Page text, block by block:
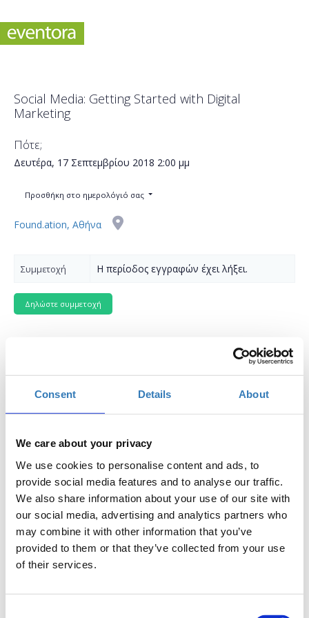
Consent Details About
We care about your privacy
We use cookies to personalise content and ads, to
provide social media features and to analyse our traffic.
We also share information about your use of our site with
our social media, advertising and analytics partners who
may combine it with other information that you’ve
provided to them or that they’ve collected from your use
of their services.
Social Media: Getting Started with Digital
Marketing
Πότε;
Δευτέρα, 17 Σεπτεμβρίου 2018 2:00 μμ
Προσθήκη στο ημερολόγιό σας
Found.ation, Αθήνα
Συμμετοχή Η περίοδος εγγραφών έχει λήξει.
Το workshop έχει στόχο να δώσει την δυνατότητα
μάθουν τον τρόπο μέτρησης της
αποτελεσματικότητας του Digital Marketing και να
δουν βέλτιστες πρακτικές απο καταξιωμένα brands.
Συνοπτικό πρόγραμμα:
Βασικές Έννοιες Digital Marketing
Τάσεις των Social Media στην Ελλάδα σήμερα και
διεθνώς: Facebook, Linkedln,Twitter, Snapchat,
Instagram, YouTube